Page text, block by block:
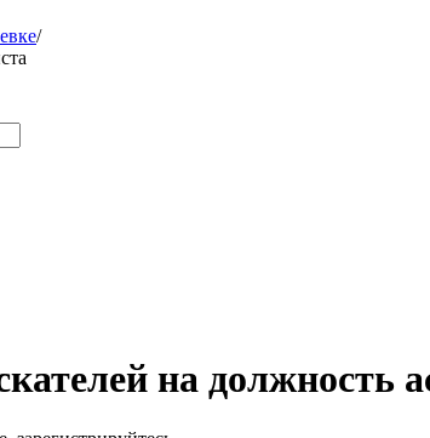
/
на должность